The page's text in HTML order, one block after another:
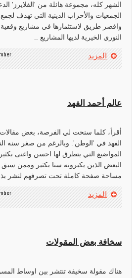
الشهر كله، مجموعة هائلة من 'الفلايرز'
الجمعيات والأحزاب الدينية التي تهدف
واقصر طريق لاستثمارها في مشاريع
النوري الخيرية لديها المشاريع ..
المزيد
عالم أحمد الفهد
أقرأ، كلما سنحت لي الفرصة، بعض
الفهد في 'الوطن'. وبالرغم من صغر سنه
المواضيع التي يتطرق لها احسن واغنى
البعض الذين يكبرونه سنا بكثير وممن
مساحة صفحة كاملة تحت تصرفهم لنشر
المزيد
سخافة بعض المقولات
هناك مقولة سخيفة تنتشر بين اوساط